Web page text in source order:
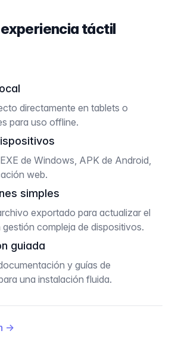
táctil
directamente en tablets o
para uso offline.
de Windows, APK de Android,
web.
simples
exportado para actualizar el
compleja de dispositivos.
guiada
y guías de
una instalación fluida.
→